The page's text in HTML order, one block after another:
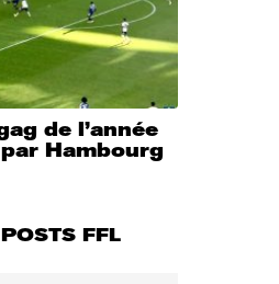
de l’année
Hambourg
FFL